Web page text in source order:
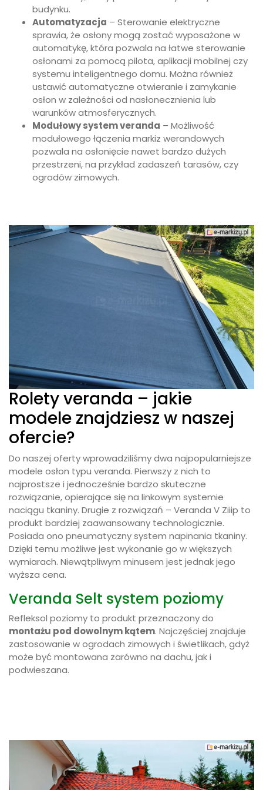
budynku.
Automatyzacja – Sterowanie elektryczne
sprawia, że osłony mogą zostać wyposażone w
automatykę, która pozwala na łatwe sterowanie
osłonami za pomocą pilota, aplikacji mobilnej czy
systemu inteligentnego domu. Można również
ustawić automatyczne otwieranie i zamykanie
osłon w zależności od nasłonecznienia lub
warunków atmosferycznych.
Modułowy system veranda – Możliwość
modułowego łączenia markiz werandowych
pozwala na osłonięcie nawet bardzo dużych
przestrzeni, na przykład zadaszeń tarasów, czy
ogrodów zimowych.
Rolety veranda – jakie
modele znajdziesz w naszej
ofercie?
Do naszej oferty wprowadziliśmy dwa najpopularniejsze
modele osłon typu veranda. Pierwszy z nich to
najprostsze i jednocześnie bardzo skuteczne
rozwiązanie, opierające się na linkowym systemie
naciągu tkaniny. Drugie z rozwiązań – Veranda V Ziiip to
produkt bardziej zaawansowany technologicznie.
Posiada ono pneumatyczny system napinania tkaniny.
Dzięki temu możliwe jest wykonanie go w większych
wymiarach. Niewątpliwym minusem jest jednak jego
wyższa cena.
Veranda Selt system poziomy
Refleksol poziomy to produkt przeznaczony do
montażu pod dowolnym kątem. Najczęściej znajduje
zastosowanie w ogrodach zimowych i świetlikach, gdyż
może być montowana zarówno na dachu, jak i
podwieszana.